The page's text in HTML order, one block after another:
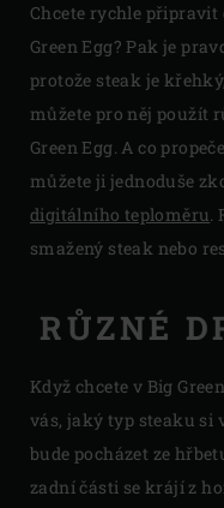
Chcete rychle připravit
Green Egg? Pak je
protože steak je
můžete pro něj použít
Green Egg. A co
můžete ji jednoduše
digitálního teploměru.
smažený steak nebo
RŮZNÉ
Když chcete v Big
vás, jaký typ steaku si
bude pocházet ze
zadní části se krájí z